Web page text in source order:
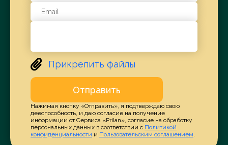
Картон из древесной массы для
строительства;
Кварц;
Кессоны для строительных работ под
Кирпичи;
Кирпичи огнеупорные;
Клапаны водопроводных труб, за
исключением металлических и
Прикрепить файлы
Отправить
Нажимая кнопку «Отправить», я подтверждаю свою
дееспособность, и даю согласие на получение
информации от Сервиса «Prilan», согласие на обработку
персональных данных в соответствии с Политикой
конфиденциальности и Пользовательским соглашением.